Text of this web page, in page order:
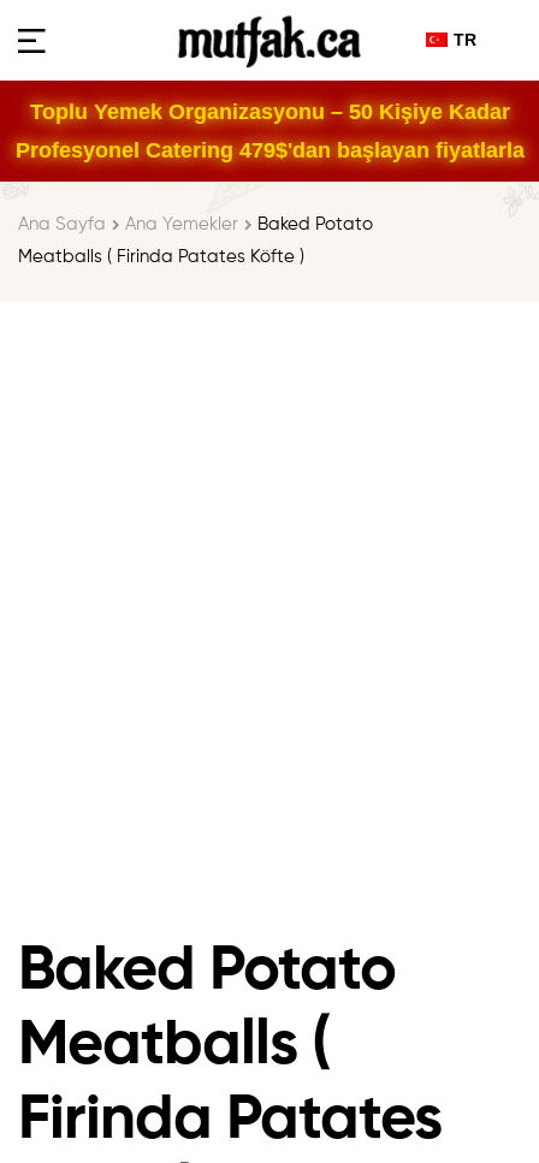
TR
Toplu Yemek Organizasyonu – 50 Kişiye Kadar
Profesyonel Catering 479$'dan başlayan fiyatlarla
Ana Sayfa Ana Yemekler
Baked Potato
Meatballs ( Firinda Patates Köfte )
Baked Potato
Meatballs (
Firinda Patates